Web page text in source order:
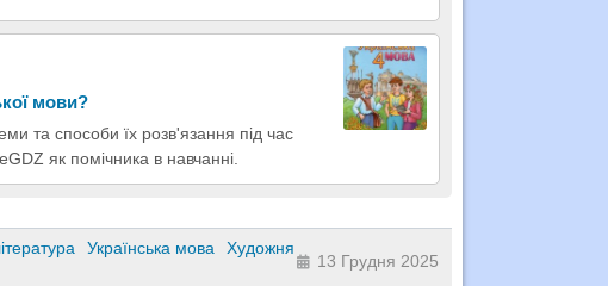
мови?
та способи їх розв'язання під час
як помічника в навчанні.
Українська мова
Художня
13 Грудня 2025